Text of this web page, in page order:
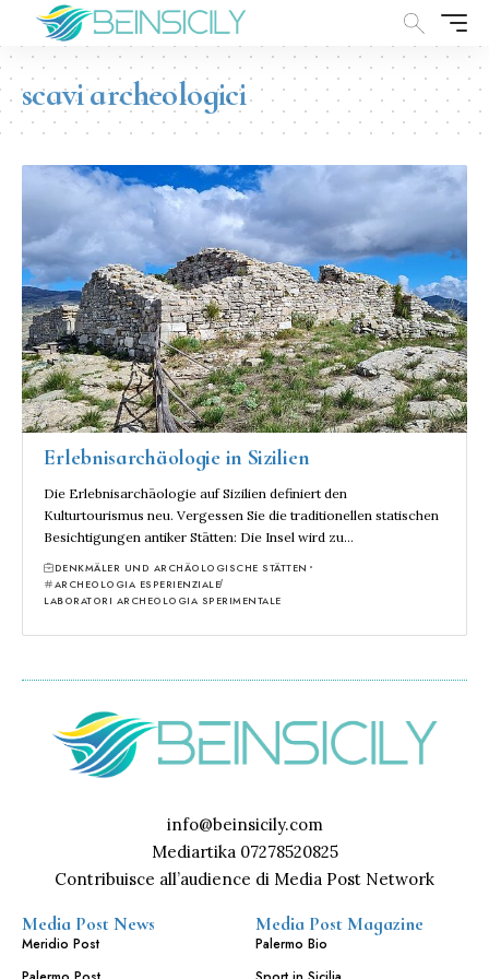
scavi archeologici
Erlebnisarchäologie in Sizilien
Die Erlebnisarchäologie auf Sizilien definiert den
Kulturtourismus neu. Vergessen Sie die traditionellen statischen
Besichtigungen antiker Stätten: Die Insel wird zu…
DENKMÄLER UND ARCHÄOLOGISCHE STÄTTEN
ARCHEOLOGIA ESPERIENZIALE
LABORATORI ARCHEOLOGIA SPERIMENTALE
info@beinsicily.com
Mediartika 07278520825
Contribuisce all’audience di Media Post Network
Media Post News
Meridio Post
Media Post Magazine
Palermo Bio